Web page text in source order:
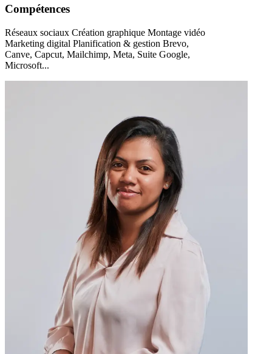
Compétences
Réseaux sociaux Création graphique Montage vidéo
Marketing digital Planification & gestion Brevo,
Canve, Capcut, Mailchimp, Meta, Suite Google,
Microsoft...